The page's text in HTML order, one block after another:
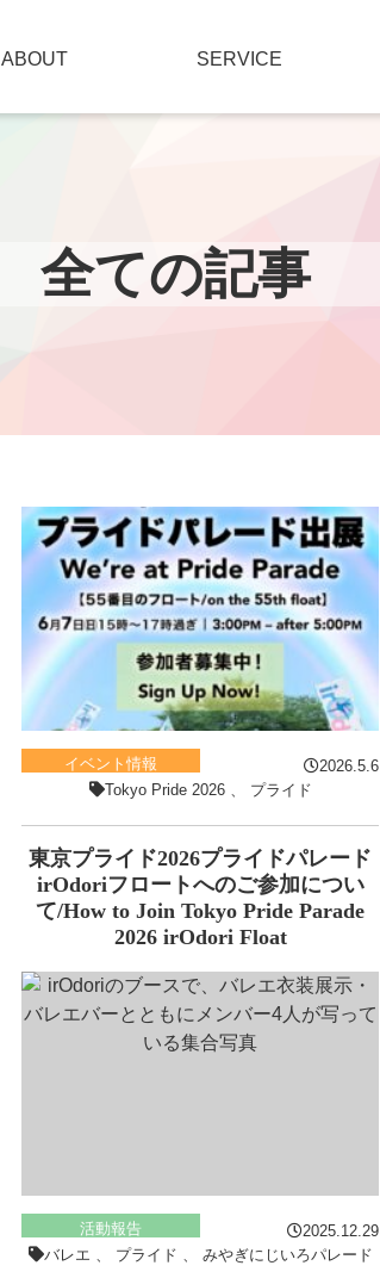
ABOUT SERVICE
全ての記事
イベント情報
2026.5.6
Tokyo Pride 2026、 プライド
東京プライド2026プライドパレード
irOdoriフロートへのご参加につい
て/How to Join Tokyo Pride Parade
2026 irOdori Float
活動報告
2025.12.29
バレエ
プライド
みやぎにじいろパレード